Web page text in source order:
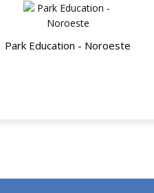
Park Education - Noroeste